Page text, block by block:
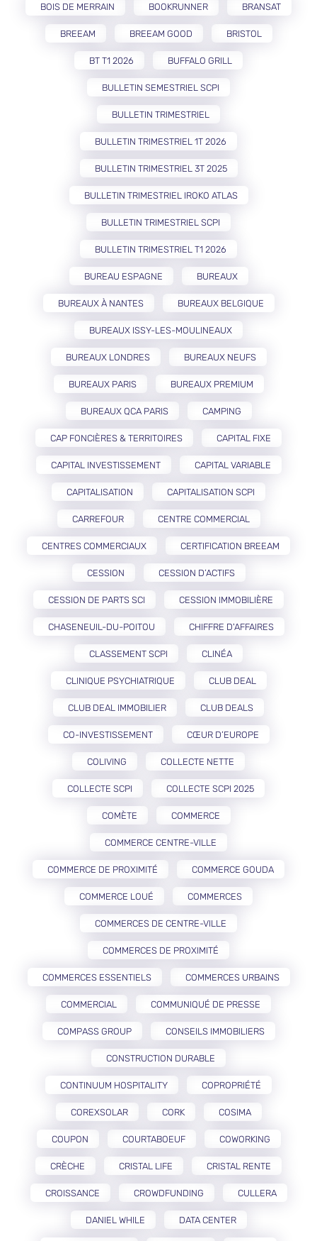
BOIS DE MERRAIN BOOKRUNNER BRANSAT
BREEAM BREEAM GOOD BRISTOL
BT T1 2026 BUFFALO GRILL
BULLETIN SEMESTRIEL SCPI
BULLETIN TRIMESTRIEL
BULLETIN TRIMESTRIEL 1T 2026
BULLETIN TRIMESTRIEL 3T 2025
BULLETIN TRIMESTRIEL IROKO ATLAS
BULLETIN TRIMESTRIEL SCPI
BULLETIN TRIMESTRIEL T1 2026
BUREAU ESPAGNE BUREAUX
BUREAUX À NANTES BUREAUX BELGIQUE
BUREAUX ISSY-LES-MOULINEAUX
BUREAUX LONDRES BUREAUX NEUFS
BUREAUX PARIS BUREAUX PREMIUM
BUREAUX QCA PARIS CAMPING
CAP FONCIÈRES & TERRITOIRES CAPITAL FIXE
CAPITAL INVESTISSEMENT CAPITAL VARIABLE
CAPITALISATION CAPITALISATION SCPI
CARREFOUR CENTRE COMMERCIAL
CENTRES COMMERCIAUX CERTIFICATION BREEAM
CESSION CESSION D’ACTIFS
CESSION DE PARTS SCI CESSION IMMOBILIÈRE
CHASENEUIL-DU-POITOU CHIFFRE D'AFFAIRES
CLASSEMENT SCPI CLINÉA
CLINIQUE PSYCHIATRIQUE CLUB DEAL
CLUB DEAL IMMOBILIER CLUB DEALS
CO-INVESTISSEMENT CŒUR D’EUROPE
COLIVING COLLECTE NETTE
COLLECTE SCPI COLLECTE SCPI 2025
COMÈTE COMMERCE
COMMERCE CENTRE-VILLE
COMMERCE DE PROXIMITÉ COMMERCE GOUDA
COMMERCE LOUÉ COMMERCES
COMMERCES DE CENTRE-VILLE
COMMERCES DE PROXIMITÉ
COMMERCES ESSENTIELS COMMERCES URBAINS
COMMERCIAL COMMUNIQUÉ DE PRESSE
COMPASS GROUP CONSEILS IMMOBILIERS
CONSTRUCTION DURABLE
CONTINUUM HOSPITALITY COPROPRIÉTÉ
COREXSOLAR CORK COSIMA
COUPON COURTABOEUF COWORKING
CRÈCHE CRISTAL LIFE CRISTAL RENTE
CROISSANCE CROWDFUNDING CULLERA
DANIEL WHILE DATA CENTER